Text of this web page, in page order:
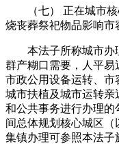
（七） 正在城市核
烧丧葬祭祀物品影响市
本法子所称城市办
群产糊口需要，人平易
市政公用设备运转、市
城市扶植及城市运转
和公共事务进行办理
间总体规划核心城区
集镇办理可参照本法子